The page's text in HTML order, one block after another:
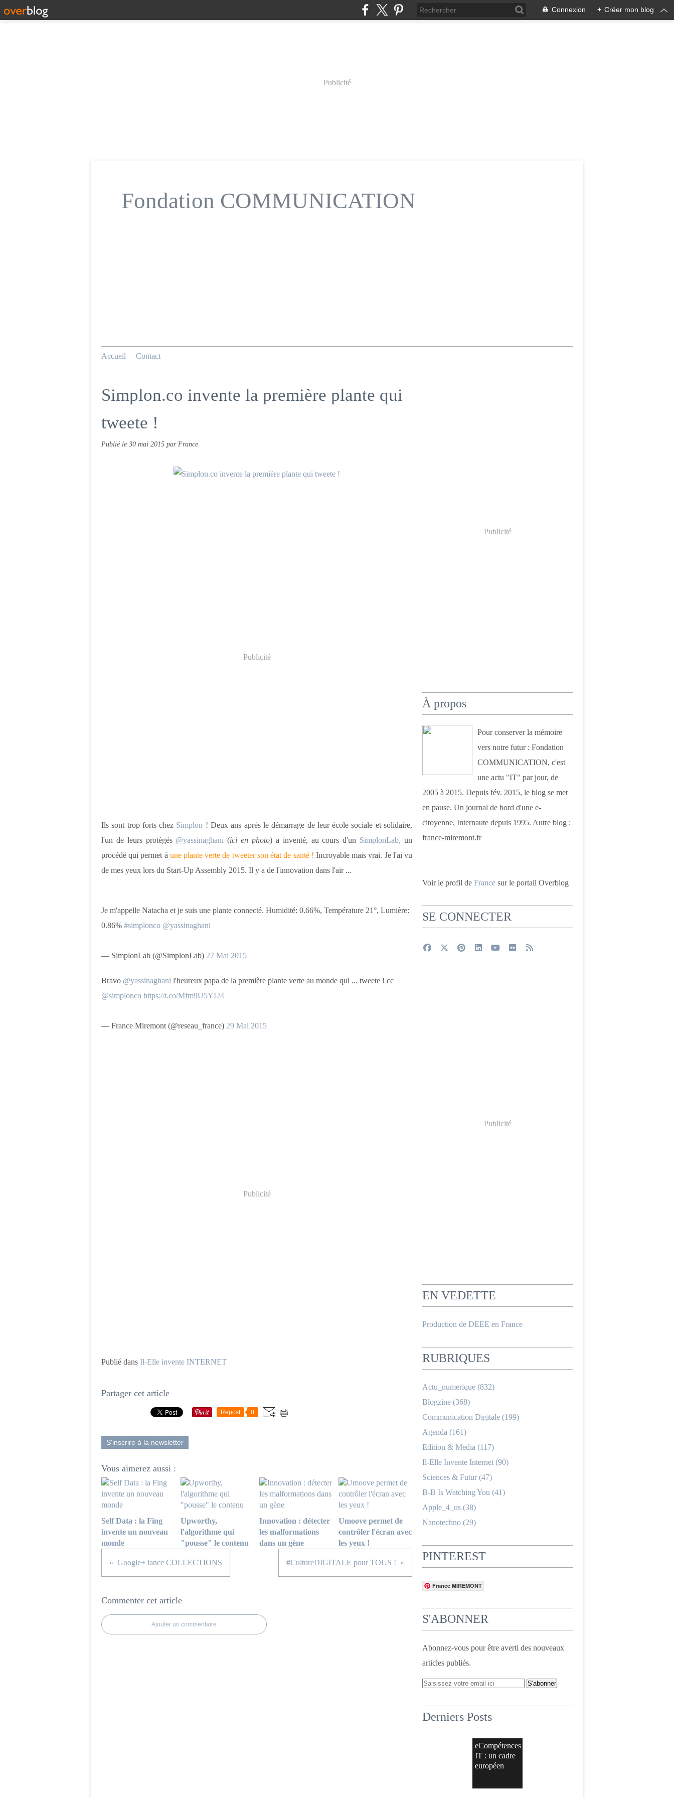
Connexion + Créer mon blog
Publicité
Fondation COMMUNICATION
Accueil Contact
Simplon.co invente la première plante qui
tweete !
Publié le 30 mai 2015 par France
Publicité
Ils sont trop forts chez Simplon ! Deux ans après le démarrage de leur école sociale et solidaire,
l'un de leurs protégés @yassinaghani (ici en photo) a inventé, au cours d'un SimplonLab, un
procédé qui permet à une plante verte de tweeter son état de santé ! Incroyable mais vrai. Je l'ai vu
de mes yeux lors du Start-Up Assembly 2015. Il y a de l'innovation dans l'air ...
Je m'appelle Natacha et je suis une plante connecté. Humidité: 0.66%, Température 21°, Lumière:
0.86% #simplonco @yassinaghani
— SimplonLab (@SimplonLab) 27 Mai 2015
Bravo @yassinaghani l'heureux papa de la première plante verte au monde qui ... tweete ! cc
@simplonco https://t.co/Mfm9U5YI24
— France Miremont (@reseau_france) 29 Mai 2015
Publicité
Publié dans Il-Elle invente INTERNET
Partager cet article
Repost 0
S'inscrire à la newsletter
Vous aimerez aussi :
Self Data : la Fing
invente un nouveau
monde
Upworthy,
l'algorithme qui
"pousse" le contenu
Innovation : détecter
les malformations
dans un gène
Umoove permet de
contrôler l'écran avec
les yeux !
Google+ lance COLLECTIONS #CultureDIGITALE pour TOUS !
Commenter cet article
Ajouter un commentaire
Publicité
À propos
Pour conserver la mémoire
vers notre futur : Fondation
COMMUNICATION, c'est
une actu "IT" par jour, de
2005 à 2015. Depuis fév. 2015, le blog se met
en pause. Un journal de bord d'une e-
citoyenne, Internaute depuis 1995. Autre blog :
france-miremont.fr
Voir le profil de France sur le portail Overblog
SE CONNECTER
Publicité
EN VEDETTE
Production de DEEE en France
RUBRIQUES
Actu_numerique (832)
Blogzine (368)
Communication Digitale (199)
Agenda (161)
Edition & Media (117)
Il-Elle Invente Internet (90)
Sciences & Futur (47)
B-B Is Watching You (41)
Apple_4_us (38)
Nanotechno (29)
PINTEREST
France MIREMONT
S'ABONNER
Abonnez-vous pour être averti des nouveaux
articles publiés.
Derniers Posts
eCompétences
IT : un cadre
européen